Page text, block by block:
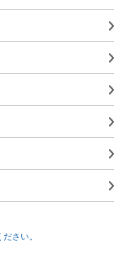
さい。